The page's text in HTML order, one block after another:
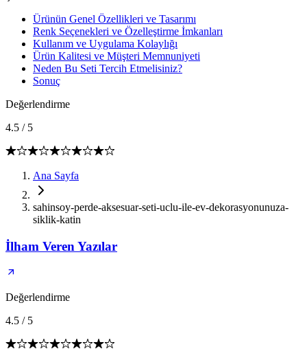
Ürünün Genel Özellikleri ve Tasarımı
Renk Seçenekleri ve Özelleştirme İmkanları
Kullanım ve Uygulama Kolaylığı
Ürün Kalitesi ve Müşteri Memnuniyeti
Neden Bu Seti Tercih Etmelisiniz?
Sonuç
Değerlendirme
4.5 / 5
Ana Sayfa
sahinsoy-perde-aksesuar-seti-uclu-ile-ev-dekorasyonunuza-
siklik-katin
İlham Veren Yazılar
Değerlendirme
4.5 / 5